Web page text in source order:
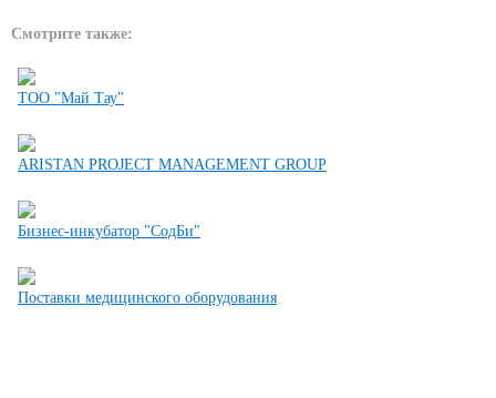
Смотрите также:
ТОО "Май Тау"
ARISTAN PROJECT MANAGEMENT GROUP
Бизнес-инкубатор "СодБи"
Поставки медицинского оборудования